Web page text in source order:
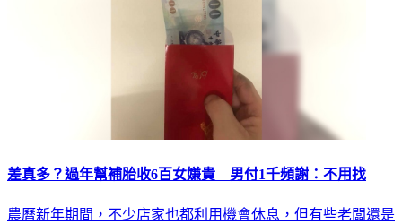
差真多？過年幫補胎收6百女嫌貴 男付1千頻謝：不用找
農曆新年期間，不少店家也都利用機會休息，但有些老闆還是